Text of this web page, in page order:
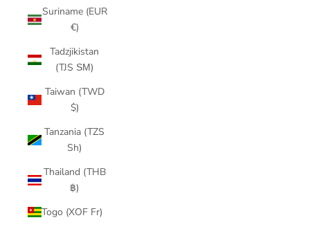
Suriname (EUR
€)
Tadzjikistan
(TJS ЅМ)
Taiwan (TWD
$)
Tanzania (TZS
Sh)
Thailand (THB
฿)
Togo (XOF Fr)